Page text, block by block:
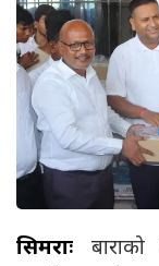
सिमराः